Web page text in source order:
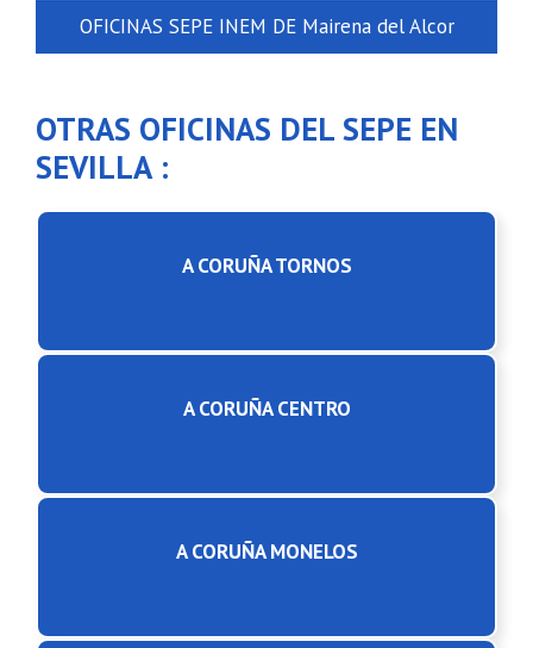
OFICINAS SEPE INEM DE Mairena del Alcor
OTRAS OFICINAS DEL SEPE EN
SEVILLA :
A CORUÑA TORNOS
A CORUÑA CENTRO
A CORUÑA MONELOS